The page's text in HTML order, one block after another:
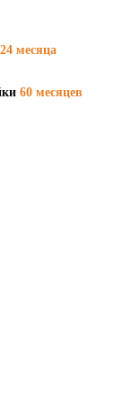
24 месяца
60 месяцев